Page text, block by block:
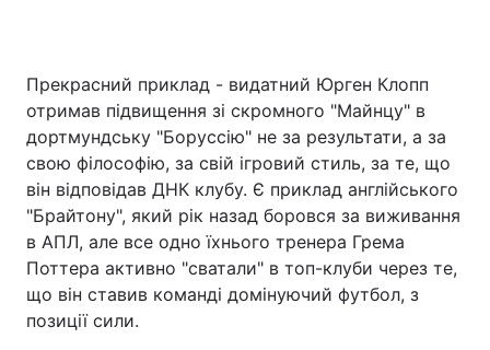
Прекрасний приклад - видатний Юрген Клопп
отримав підвищення зі скромного "Майнцу" в
дортмундську "Боруссію" не за результати, а за
свою філософію, за свій ігровий стиль, за те, що
він відповідав ДНК клубу. Є приклад англійського
"Брайтону", який рік назад боровся за виживання
в АПЛ, але все одно їхнього тренера Грема
Поттера активно "сватали" в топ-клуби через те,
що він ставив команді домінуючий футбол, з
позиції сили.